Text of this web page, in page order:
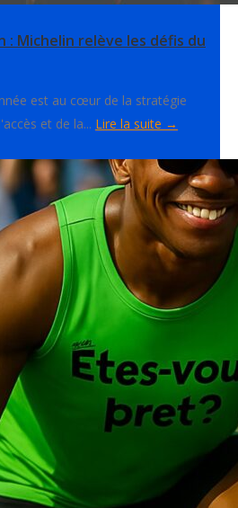
: Michelin relève les défis du
est au cœur de la stratégie
et de la... Lire la suite →